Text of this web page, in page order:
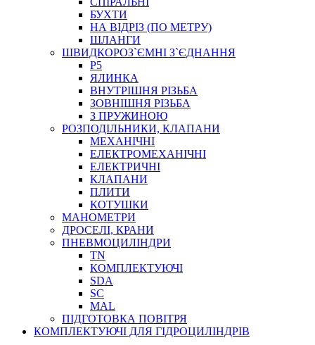
БУХТИ
НА ВІДРІЗ (ПО МЕТРУ)
ШЛАНГИ
ШВИДКОРОЗ`ЄМНІ З`ЄДНАННЯ
P5
ЯЛИНКА
ВНУТРІШНЯ РІЗЬБА
ЗОВНІШНЯ РІЗЬБА
З ПРУЖИНОЮ
РОЗПОДІЛЬНИКИ, КЛАПАНИ
МЕХАНІЧНІ
ЕЛЕКТРОМЕХАНІЧНІ
ЕЛЕКТРИЧНІ
КЛАПАНИ
ПЛИТИ
КОТУШКИ
МАНОМЕТРИ
ДРОСЕЛІ, КРАНИ
ПНЕВМОЦИЛІНДРИ
TN
КОМПЛЕКТУЮЧІ
SDA
SC
MAL
ПІДГОТОВКА ПОВІТРЯ
КОМПЛЕКТУЮЧІ ДЛЯ ГІДРОЦИЛІНДРІВ